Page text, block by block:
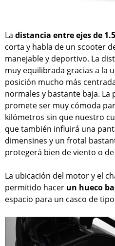
La distancia entre ejes de
corta y habla de un scooter
manejable y deportivo. La
muy equilibrada gracias a la
posición mucho más
normales y bastante baja. La
promete ser muy cómoda
kilómetros sin que nuestro
que también influirá una
dimensines y un frotal
protegerá bien de viento o
La ubicación del motor y el
permitido hacer un hueco
espacio para un casco de